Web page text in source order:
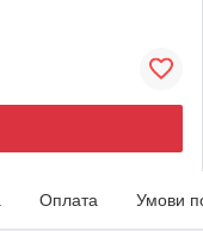
Оплата Умови